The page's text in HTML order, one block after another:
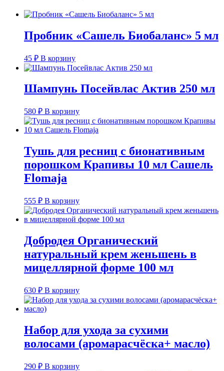
Пробник «Сашель Биобаланс» 5 мл
45 ₽ В корзину
Шампунь Посейвлас Актив 250 мл
580 ₽ В корзину
Тушь для ресниц с бионативным
порошком Крапивы 10 мл Сашель
Flomaja
555 ₽ В корзину
Добродея Органический
натуральный крем женьшень в
мицеллярной форме 100 мл
630 ₽ В корзину
Набор для ухода за сухими
волосами (аромарасчёска+ масло)
290 ₽ В корзину